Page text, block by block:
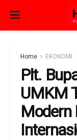
Home EKONOMI
Plt.
UMKM
Modern